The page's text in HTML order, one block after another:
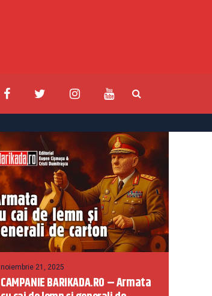
noiembrie 21, 2025
CAMPANIE BARIKADA.RO – Armata